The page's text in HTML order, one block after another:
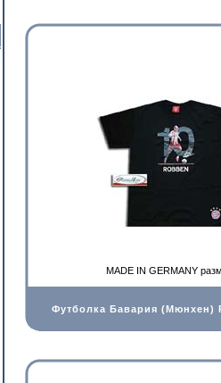
MADE IN GERMANY
Футболка Бавария (Мюнхен)